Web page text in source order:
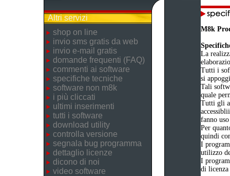
Altri servizi
shop on line
invio sms gratis da web
invio e-mail gratis
domande frequenti (FAQ)
commenti ai software
specifiche tecniche
software non m8k
i più cliccati
ultimi inserimenti
tutti i software
download utility
controlla versione
segnala bug programma
dettaglio licenze
dicono di noi
video software
M8k
La
Tutti i
si
Tali
quale
Tutti gli
fanno uso
Per
quindi
I
utilizzo
I
di licenza